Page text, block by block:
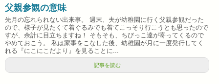
父親参観の意味
先月の忘れられない出来事。 週末、夫が幼稚園に行く父親参観だった
ので、様子が見たくて着ぐるみでも着てこっそり行こうとも思ったので
すが、余計に目立ちますね！ そもそも、ちびっこ達が寄ってくるので
やめておこう。 私は家事をこなした後、幼稚園が月に一度発行してく
れる『にこにこだより』を見ることに...
記事を読む